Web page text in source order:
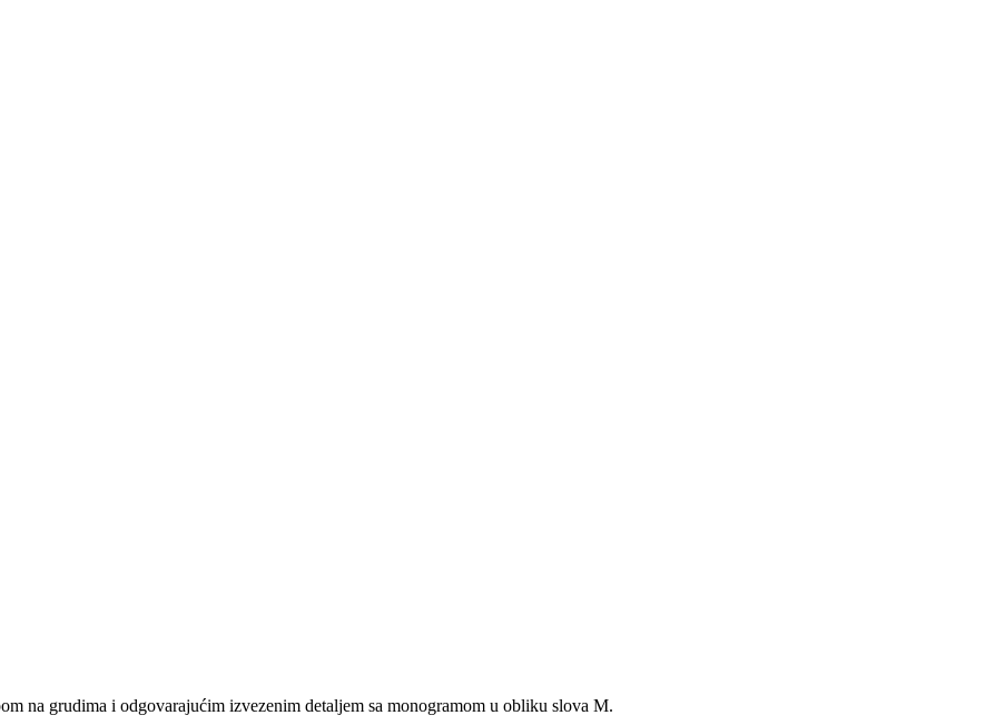
na grudima i odgovarajućim izvezenim detaljem sa monogramom u obliku slova M.